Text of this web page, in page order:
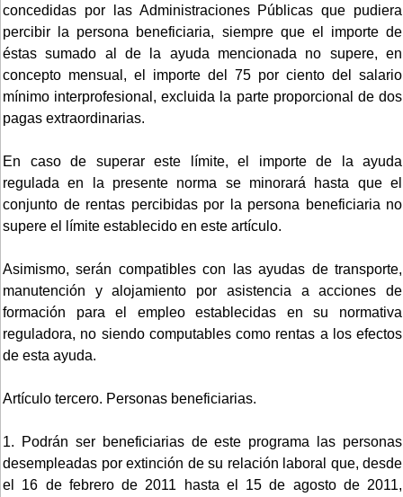
concedidas por las Administraciones Públicas que pudiera
percibir la persona beneficiaria, siempre que el importe de
éstas sumado al de la ayuda mencionada no supere, en
concepto mensual, el importe del 75 por ciento del salario
mínimo interprofesional, excluida la parte proporcional de dos
pagas extraordinarias.
En caso de superar este límite, el importe de la ayuda
regulada en la presente norma se minorará hasta que el
conjunto de rentas percibidas por la persona beneficiaria no
supere el límite establecido en este artículo.
Asimismo, serán compatibles con las ayudas de transporte,
manutención y alojamiento por asistencia a acciones de
formación para el empleo establecidas en su normativa
reguladora, no siendo computables como rentas a los efectos
de esta ayuda.
Artículo tercero. Personas beneficiarias.
1. Podrán ser beneficiarias de este programa las personas
desempleadas por extinción de su relación laboral que, desde
el 16 de febrero de 2011 hasta el 15 de agosto de 2011,